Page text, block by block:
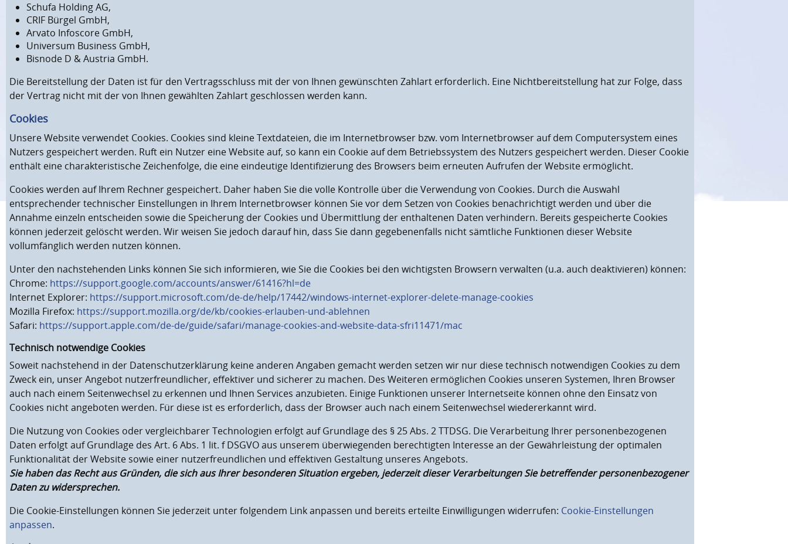
Schufa Holding AG,
CRIF Bürgel GmbH,
Arvato Infoscore GmbH,
Universum Business GmbH,
Bisnode D & Austria GmbH.
Die Bereitstellung der Daten ist für den Vertragsschluss mit der von Ihnen gewünschten Zahlart erforderlich. Eine Nichtbereitstellung hat zur Folge, dass
der Vertrag nicht mit der von Ihnen gewählten Zahlart geschlossen werden kann.
Cookies
Unsere Website verwendet Cookies. Cookies sind kleine Textdateien, die im Internetbrowser bzw. vom Internetbrowser auf dem Computersystem eines
Nutzers gespeichert werden. Ruft ein Nutzer eine Website auf, so kann ein Cookie auf dem Betriebssystem des Nutzers gespeichert werden. Dieser Cookie
enthält eine charakteristische Zeichenfolge, die eine eindeutige Identifizierung des Browsers beim erneuten Aufrufen der Website ermöglicht.
Cookies werden auf Ihrem Rechner gespeichert. Daher haben Sie die volle Kontrolle über die Verwendung von Cookies. Durch die Auswahl
entsprechender technischer Einstellungen in Ihrem Internetbrowser können Sie vor dem Setzen von Cookies benachrichtigt werden und über die
Annahme einzeln entscheiden sowie die Speicherung der Cookies und Übermittlung der enthaltenen Daten verhindern. Bereits gespeicherte Cookies
können jederzeit gelöscht werden. Wir weisen Sie jedoch darauf hin, dass Sie dann gegebenenfalls nicht sämtliche Funktionen dieser Website
vollumfänglich werden nutzen können.
Unter den nachstehenden Links können Sie sich informieren, wie Sie die Cookies bei den wichtigsten Browsern verwalten (u.a. auch deaktivieren) können:
Chrome: https://support.google.com/accounts/answer/61416?hl=de
Internet Explorer: https://support.microsoft.com/de-de/help/17442/windows-internet-explorer-delete-manage-cookies
Mozilla Firefox: https://support.mozilla.org/de/kb/cookies-erlauben-und-ablehnen
Safari: https://support.apple.com/de-de/guide/safari/manage-cookies-and-website-data-sfri11471/mac
Technisch notwendige Cookies
Soweit nachstehend in der Datenschutzerklärung keine anderen Angaben gemacht werden setzen wir nur diese technisch notwendigen Cookies zu dem
Zweck ein, unser Angebot nutzerfreundlicher, effektiver und sicherer zu machen. Des Weiteren ermöglichen Cookies unseren Systemen, Ihren Browser
auch nach einem Seitenwechsel zu erkennen und Ihnen Services anzubieten. Einige Funktionen unserer Internetseite können ohne den Einsatz von
Cookies nicht angeboten werden. Für diese ist es erforderlich, dass der Browser auch nach einem Seitenwechsel wiedererkannt wird.
Die Nutzung von Cookies oder vergleichbarer Technologien erfolgt auf Grundlage des § 25 Abs. 2 TTDSG. Die Verarbeitung Ihrer personenbezogenen
Daten erfolgt auf Grundlage des Art. 6 Abs. 1 lit. f DSGVO aus unserem überwiegenden berechtigten Interesse an der Gewährleistung der optimalen
Funktionalität der Website sowie einer nutzerfreundlichen und effektiven Gestaltung unseres Angebots.
Sie haben das Recht aus Gründen, die sich aus Ihrer besonderen Situation ergeben, jederzeit dieser Verarbeitungen Sie betreffender personenbezogener
Daten zu widersprechen.
Die Cookie-Einstellungen können Sie jederzeit unter folgendem Link anpassen und bereits erteilte Einwilligungen widerrufen: Cookie-Einstellungen
anpassen.